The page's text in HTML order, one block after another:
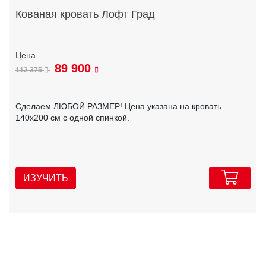
Кованая кровать Лофт Град
112 375 89 900
Сделаем ЛЮБОЙ РАЗМЕР! Цена указана на кровать
140х200 см с одной спинкой.
ИЗУЧИТЬ